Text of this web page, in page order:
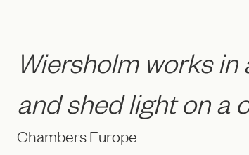
Wiersholm works
and shed light on a
Chambers Europe